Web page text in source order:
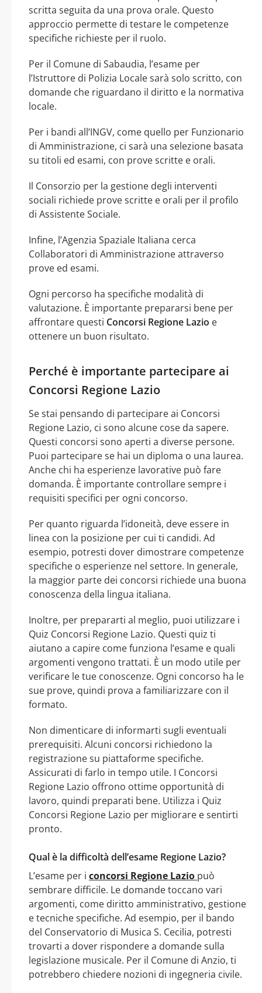
scritta seguita da una prova orale. Questo
approccio permette di testare le competenze
specifiche richieste per il ruolo.
Per il Comune di Sabaudia, l’esame per
l’Istruttore di Polizia Locale sarà solo scritto, con
domande che riguardano il diritto e la normativa
locale.
Per i bandi all’INGV, come quello per Funzionario
di Amministrazione, ci sarà una selezione basata
su titoli ed esami, con prove scritte e orali.
Il Consorzio per la gestione degli interventi
sociali richiede prove scritte e orali per il profilo
di Assistente Sociale.
Infine, l’Agenzia Spaziale Italiana cerca
Collaboratori di Amministrazione attraverso
prove ed esami.
Ogni percorso ha specifiche modalità di
valutazione. È importante prepararsi bene per
affrontare questi Concorsi Regione Lazio e
ottenere un buon risultato.
Perché è importante partecipare ai
Concorsi Regione Lazio
Se stai pensando di partecipare ai Concorsi
Regione Lazio, ci sono alcune cose da sapere.
Questi concorsi sono aperti a diverse persone.
Puoi partecipare se hai un diploma o una laurea.
Anche chi ha esperienze lavorative può fare
domanda. È importante controllare sempre i
requisiti specifici per ogni concorso.
Per quanto riguarda l’idoneità, deve essere in
linea con la posizione per cui ti candidi. Ad
esempio, potresti dover dimostrare competenze
specifiche o esperienze nel settore. In generale,
la maggior parte dei concorsi richiede una buona
conoscenza della lingua italiana.
Inoltre, per prepararti al meglio, puoi utilizzare i
Quiz Concorsi Regione Lazio. Questi quiz ti
aiutano a capire come funziona l’esame e quali
argomenti vengono trattati. È un modo utile per
verificare le tue conoscenze. Ogni concorso ha le
sue prove, quindi prova a familiarizzare con il
formato.
Non dimenticare di informarti sugli eventuali
prerequisiti. Alcuni concorsi richiedono la
registrazione su piattaforme specifiche.
Assicurati di farlo in tempo utile. I Concorsi
Regione Lazio offrono ottime opportunità di
lavoro, quindi preparati bene. Utilizza i Quiz
Concorsi Regione Lazio per migliorare e sentirti
pronto.
Qual è la difficoltà dell’esame Regione Lazio?
L’esame per i concorsi Regione Lazio può
sembrare difficile. Le domande toccano vari
argomenti, come diritto amministrativo, gestione
e tecniche specifiche. Ad esempio, per il bando
del Conservatorio di Musica S. Cecilia, potresti
trovarti a dover rispondere a domande sulla
legislazione musicale. Per il Comune di Anzio, ti
potrebbero chiedere nozioni di ingegneria civile.